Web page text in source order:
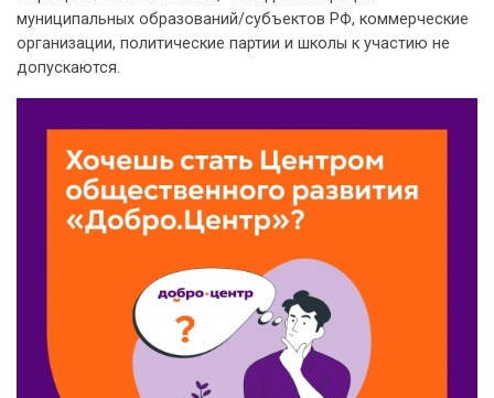
муниципальных образований/субъектов РФ, коммерческие
организации, политические партии и школы к участию не
допускаются.